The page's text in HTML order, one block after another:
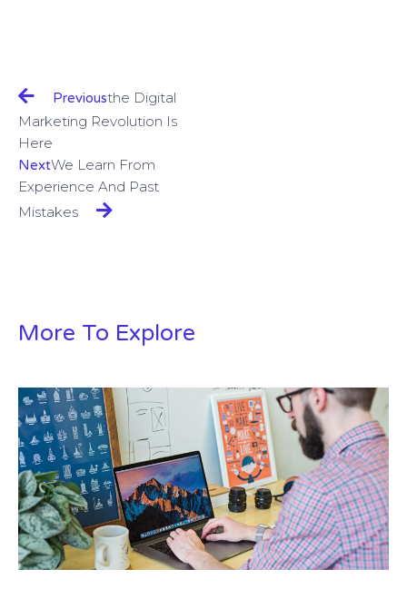
PreviousThe Digital
Marketing Revolution Is
Here
NextWe Learn From
Experience And Past
Mistakes
More To Explore